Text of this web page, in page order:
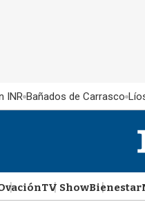
INR Bañados de Carrasco
TV ShowBienestar